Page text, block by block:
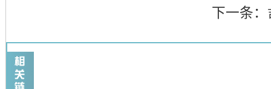
下一条：